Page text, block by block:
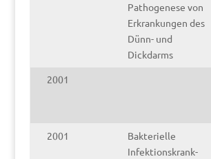
Pathogenese von
Erkrankungen des
Dünn- und
Dickdarms
2001
2001
Bakterielle
Infektionskrank-